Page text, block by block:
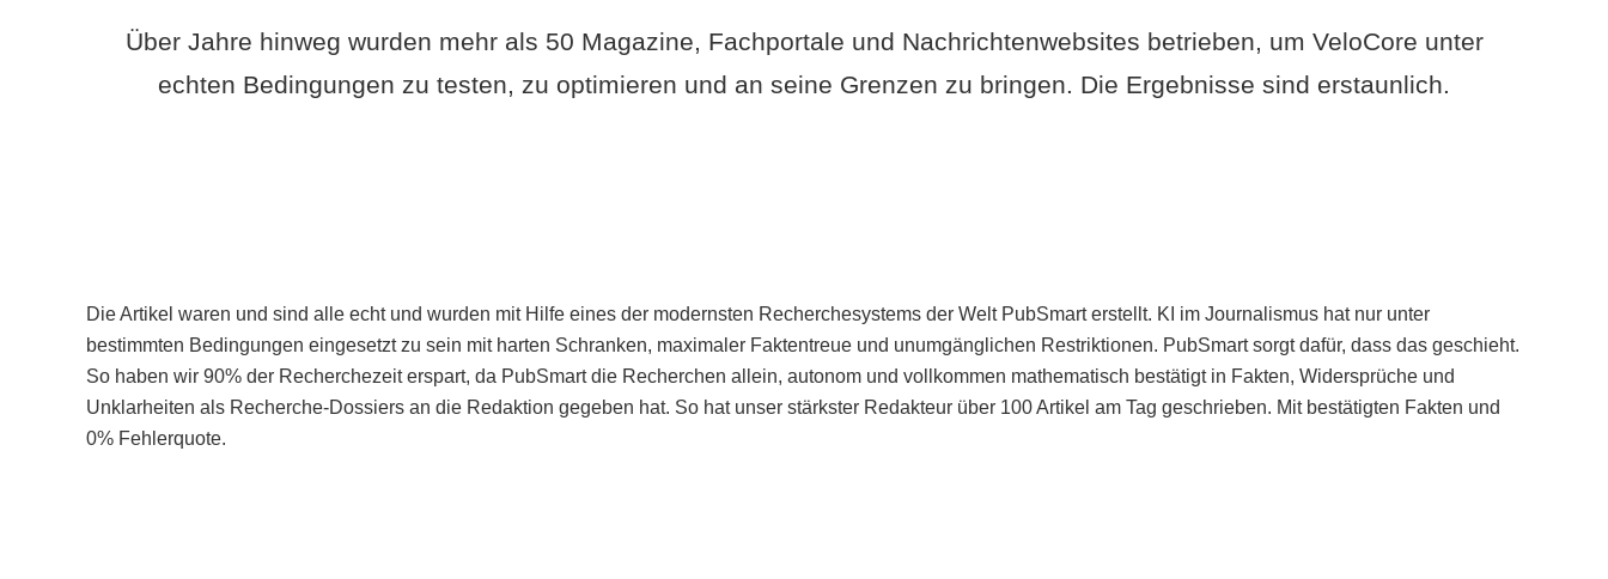
Über Jahre hinweg wurden mehr als 50 Magazine, Fachportale und Nachrichtenwebsites betrieben, um VeloCore unter
echten Bedingungen zu testen, zu optimieren und an seine Grenzen zu bringen. Die Ergebnisse sind erstaunlich.
Die Artikel waren und sind alle echt und wurden mit Hilfe eines der modernsten Recherchesystems der Welt PubSmart erstellt. KI im Journalismus hat nur unter
bestimmten Bedingungen eingesetzt zu sein mit harten Schranken, maximaler Faktentreue und unumgänglichen Restriktionen. PubSmart sorgt dafür, dass das geschieht.
So haben wir 90% der Recherchezeit erspart, da PubSmart die Recherchen allein, autonom und vollkommen mathematisch bestätigt in Fakten, Widersprüche und
Unklarheiten als Recherche-Dossiers an die Redaktion gegeben hat. So hat unser stärkster Redakteur über 100 Artikel am Tag geschrieben. Mit bestätigten Fakten und
0% Fehlerquote.